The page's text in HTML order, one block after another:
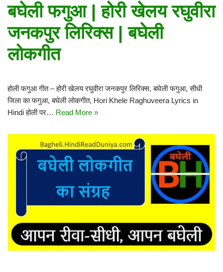
बघेली फगुआ | होरी खेलय रघुवीरा
जनकपुर लिरिक्स | बघेली
लोकगीत
होली फगुआ गीत – होरी खेलय रघुवीरा जनकपुर लिरिक्स, बघेली फगुआ, सीधी
जिला का फगुआ, बघेली लोकगीत, Hori Khele Raghuveera Lyrics in
Hindi होली पर… Read More »